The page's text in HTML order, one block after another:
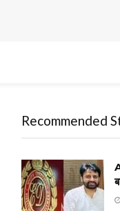
Recommended